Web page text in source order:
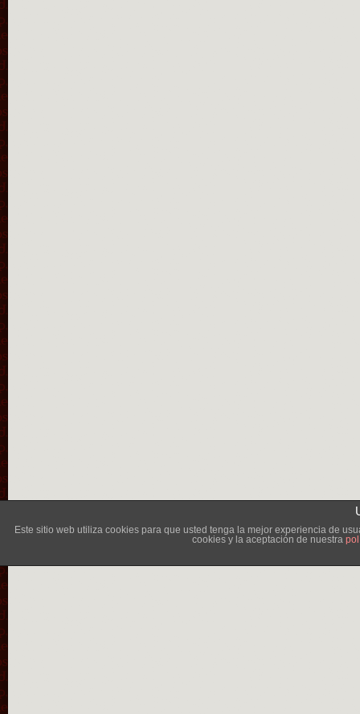
Este sitio web utiliza cookies para que usted tenga la mejor experiencia de
cookies y la aceptación de nuestra